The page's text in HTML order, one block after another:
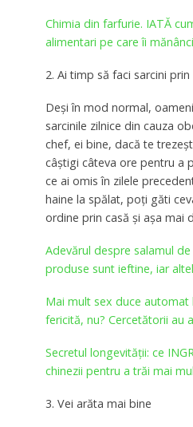
Chimia din farfurie. IATĂ
alimentari pe care îi
2. Ai timp să faci sarcini prin
Deşi în mod normal,
sarcinile zilnice din cauza
chef, ei bine, dacă te
câştigi câteva ore pentru a
ce ai omis în zilele
haine la spălat, poţi găti
ordine prin casă şi aşa mai
Adevărul despre salamul de
produse sunt ieftine, iar
Mai mult sex duce automat
fericită, nu? Cercetătorii au
Secretul longevităţii: ce
chinezii pentru a trăi mai
3. Vei arăta mai bine